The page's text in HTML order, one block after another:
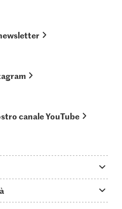
canale YouTube